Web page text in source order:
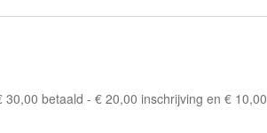
betaald - € 20,00 inschrijving en € 10,00